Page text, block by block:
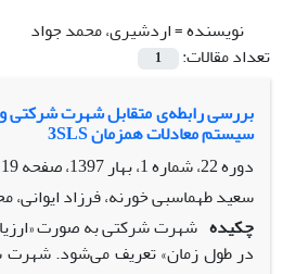
نویسنده =اردشیری، محمد جواد
تعداد مقالات:
1
بررسی رابطه‌ی متقابل شهرت شرکتی و
سیستم معادلات همزمان 3SLS
دوره 22، شماره 1، بهار 1397، صفحه
141
سعید طهماسبی خورنه، فرزاد
چکیده شهرت شرکتی به‌ صورت
در طول زمان» تعریف می‌شود. شهرت